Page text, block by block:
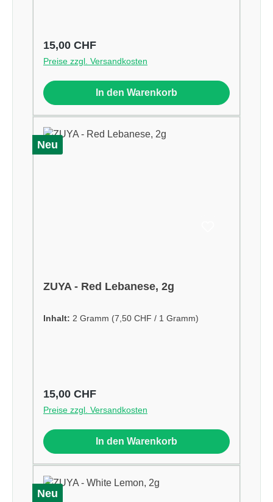
Regulärer Preis:
15,00 CHF
Preise zzgl. Versandkosten
In den Warenkorb
Neu
ZUYA - Red Lebanese, 2g
Inhalt: 2 Gramm (7,50 CHF / 1 Gramm)
Regulärer Preis:
15,00 CHF
Preise zzgl. Versandkosten
In den Warenkorb
Neu